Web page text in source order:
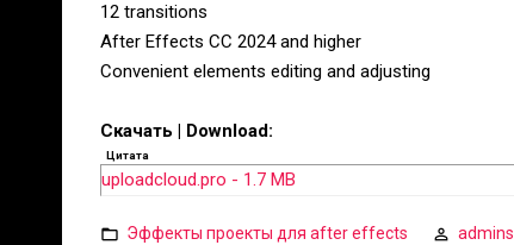
12 transitions
After Effects CC 2024 and higher
Convenient elements editing and adjusting
Скачать | Download:
Цитата
uploadcloud.pro - 1.7 MB
Эффекты проекты для after effects
admins